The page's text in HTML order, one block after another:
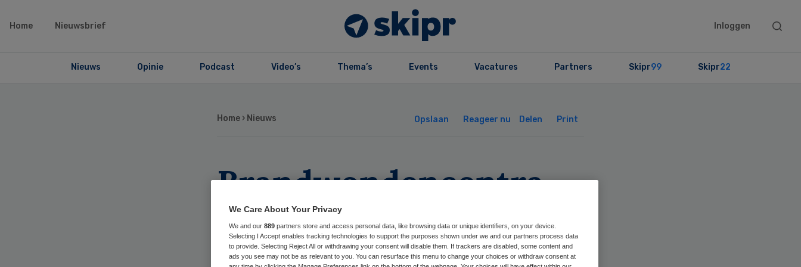
Home Nieuwsbrief Inloggen
Search
Nieuws Opinie Podcast Video’s Thema’s Events Vacatures Partners Skipr99 Skipr22
Home › Nieuws Opslaan Reageer nu Delen Print
Brandwondencentra
bundelen krachten
We Care About Your Privacy
We and our 889 partners store and access personal data, like browsing data or unique identifiers, on your device.
Selecting I Accept enables tracking technologies to support the purposes shown under we and our partners process data
to provide. Selecting Reject All or withdrawing your consent will disable them. If trackers are disabled, some content and
ads you see may not be as relevant to you. You can resurface this menu to change your choices or withdraw consent at